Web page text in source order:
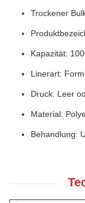
Trockener
Kapazität:
Linerart:
Druck: Leer
Material:
Behandlung: